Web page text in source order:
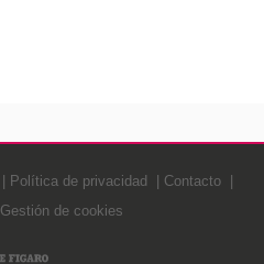
Política de privacidad
Contacto
Gestión de cookies